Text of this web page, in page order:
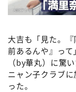
大吉も「見た。
前あるんや』って
（by華丸）に驚
ニャン子クラブ
った。